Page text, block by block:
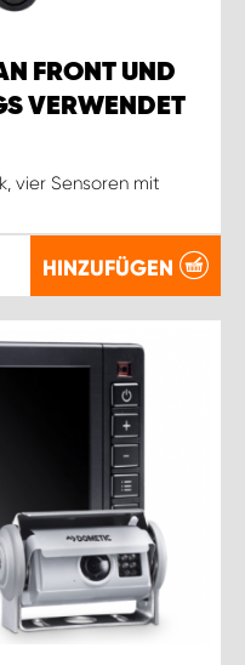
FRONT UND
VERWENDET
vier Sensoren mit
HINZUFÜGEN